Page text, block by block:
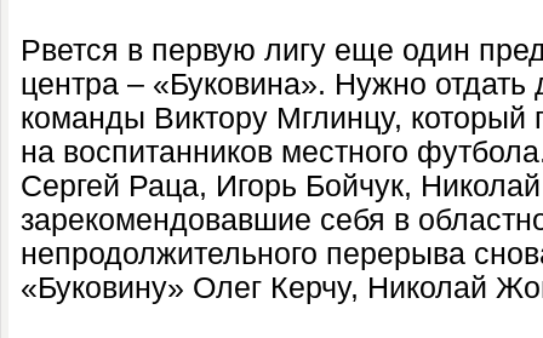
Рвется в первую лигу еще один
центра – «Буковина». Нужно
команды Виктору Мглинцу, который
на воспитанников местного
Сергей Раца, Игорь Бойчук,
зарекомендовавшие себя в
непродолжительного перерыва
«Буковину» Олег Керчу, Николай